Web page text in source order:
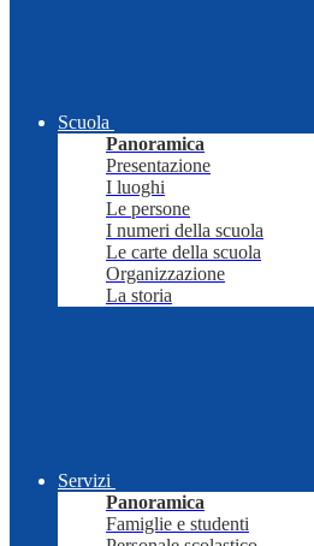
Scuola
Panoramica
Presentazione
I luoghi
Le persone
I numeri della scuola
Le carte della scuola
Organizzazione
La storia
Servizi
Panoramica
Famiglie e studenti